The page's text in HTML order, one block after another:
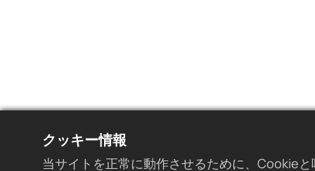
クッキー情報
当サイトを正常に動作させるために、Cookie